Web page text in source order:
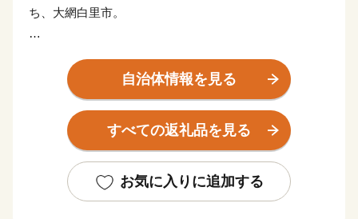
ち、大網白里市。
の美しい「白里海岸」がつづき、特色ある豊かな自然風
土を有しています。
水産加工業が盛んで、みりん干し、いわしのゴマ漬
が、訪れる人々を魅了しつづけています。また、農業も
盛んで、味が自慢の新鮮な野菜をはじめ、米、メロン、
自治体情報を見る
すべての返礼品を見る
お気に入りに追加する